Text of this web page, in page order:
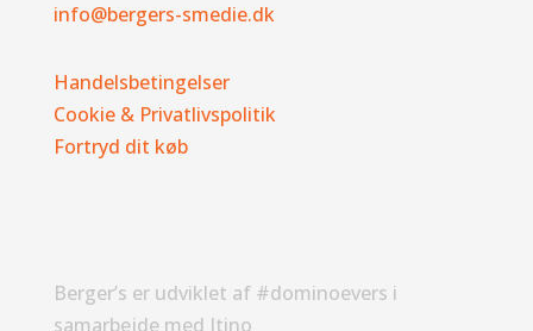
info@bergers-smedie.dk
Handelsbetingelser
Cookie & Privatlivspolitik
Fortryd dit køb
Berger’s er udviklet af #dominoevers i
samarbejde med Itino